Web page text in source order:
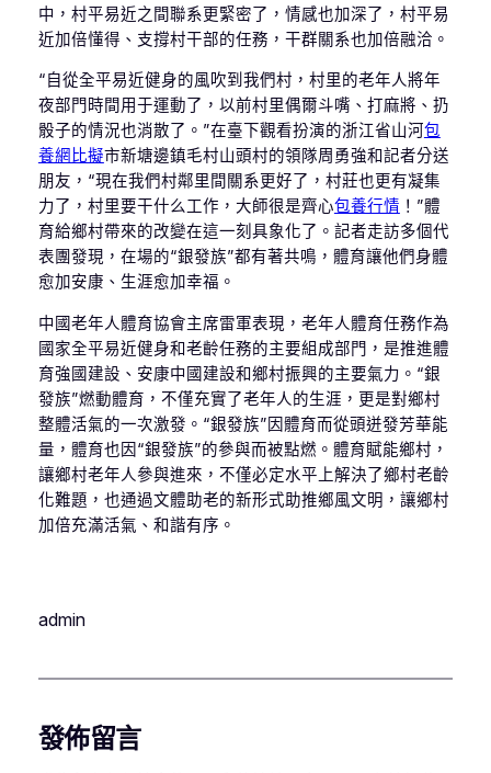
中，村平易近之間聯系更緊密了，情感也加深了，村平易
近加倍懂得、支撐村干部的任務，干群關系也加倍融洽。
“自從全平易近健身的風吹到我們村，村里的老年人將年
夜部門時間用于運動了，以前村里偶爾斗嘴、打麻將、扔
骰子的情況也消散了。”在臺下觀看扮演的浙江省山河包
養網比擬市新塘邊鎮毛村山頭村的領隊周勇強和記者分送
朋友，“現在我們村鄰里間關系更好了，村莊也更有凝集
力了，村里要干什么工作，大師很是齊心包養行情 ！”體
育給鄉村帶來的改變在這一刻具象化了。記者走訪多個代
表團發現，在場的“銀發族”都有著共鳴，體育讓他們身體
愈加安康、生涯愈加幸福。
中國老年人體育協會主席雷軍表現，老年人體育任務作為
國家全平易近健身和老齡任務的主要組成部門，是推進體
育強國建設、安康中國建設和鄉村振興的主要氣力。“銀
發族”燃動體育，不僅充實了老年人的生涯，更是對鄉村
整體活氣的一次激發。“銀發族”因體育而從頭迸發芳華能
量，體育也因“銀發族”的參與而被點燃。體育賦能鄉村，
讓鄉村老年人參與進來，不僅必定水平上解決了鄉村老齡
化難題，也通過文體助老的新形式助推鄉風文明，讓鄉村
加倍充滿活氣、和諧有序。
admin
發佈留言